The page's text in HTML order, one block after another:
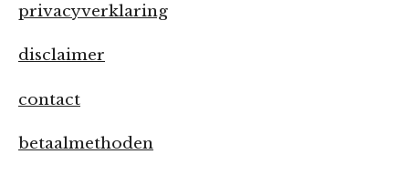
privacyverklaring
disclaimer
contact
betaalmethoden